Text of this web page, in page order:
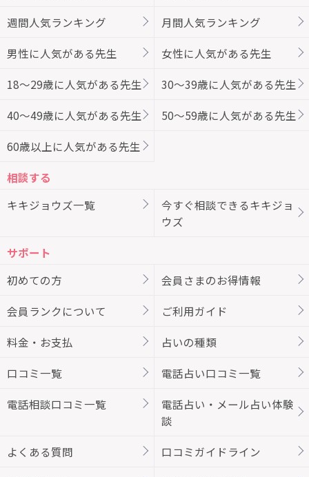
週間人気ランキング 月間人気ランキング
男性に人気がある先生 女性に人気がある先生
18～29歳に人気がある先生 30～39歳に人気がある先生
40～49歳に人気がある先生 50～59歳に人気がある先生
60歳以上に人気がある先生
相談する
キキジョウズ一覧
今すぐ相談できるキキジョ
ウズ
サポート
初めての方
会員さまのお得情報
会員ランクについて ご利用ガイド
料金・お支払 占いの種類
口コミ一覧 電話占い口コミ一覧
電話相談口コミ一覧
電話占い・メール占い体験
談
よくある質問 口コミガイドライン